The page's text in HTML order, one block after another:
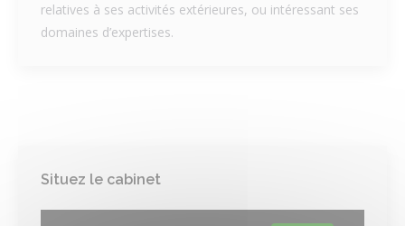
relatives à ses activités extérieures, ou intéressant ses
domaines d’expertises.
Situez le cabinet